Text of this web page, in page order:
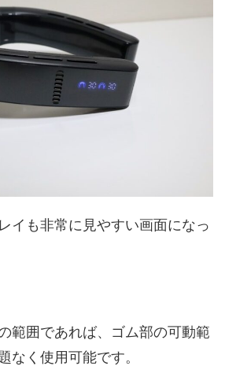
イも非常に見やすい画面になっ
範囲であれば、ゴム部の可動範
なく使用可能です。